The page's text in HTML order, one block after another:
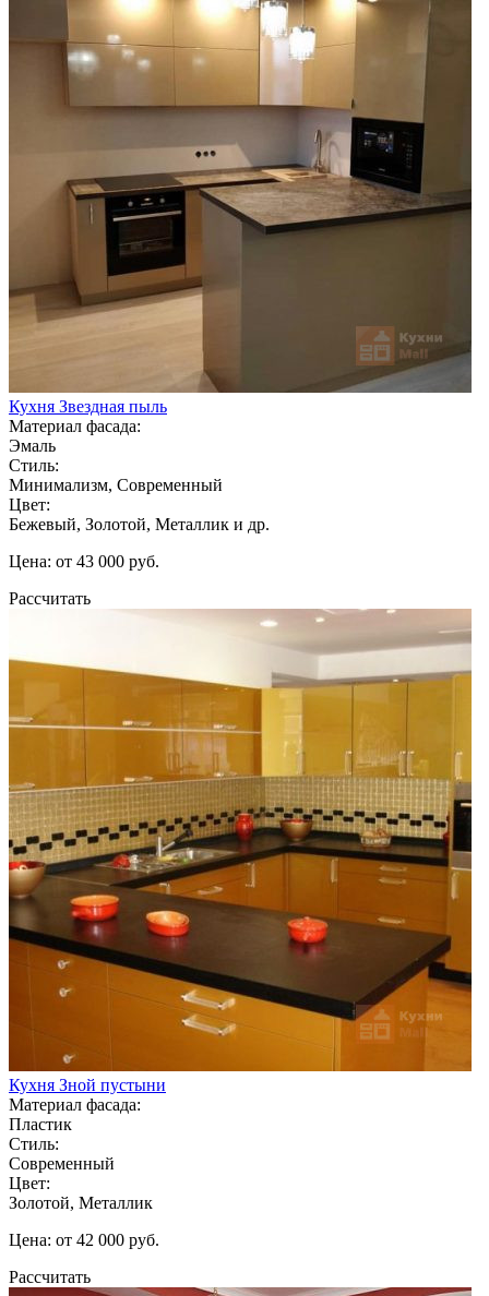
Кухня Звездная пыль
Материал фасада:
Эмаль
Стиль:
Минимализм, Современный
Цвет:
Бежевый, Золотой, Металлик и др.
Цена: от 43 000 руб.
Рассчитать
Кухня Зной пустыни
Материал фасада:
Пластик
Стиль:
Современный
Цвет:
Золотой, Металлик
Цена: от 42 000 руб.
Рассчитать